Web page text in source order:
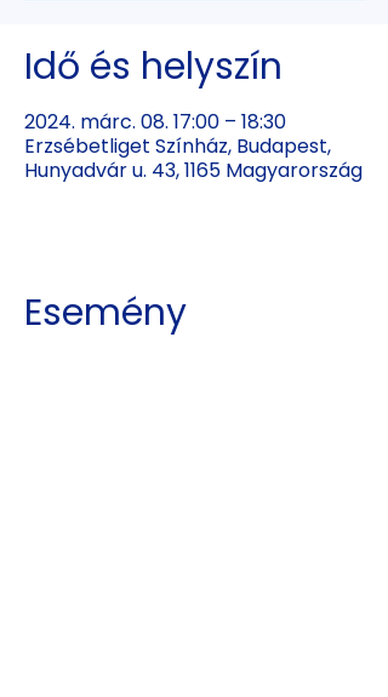
Idő és helyszín
2024. márc. 08. 17:00 – 18:30
Erzsébetliget Színház, Budapest,
Hunyadvár u. 43, 1165 Magyarország
Esemény